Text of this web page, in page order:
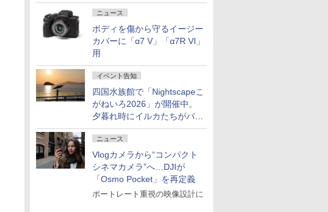
ニュース
ボディを傷から守るイージー
カバーに「α7 V」「α7R VI」
用
イベント告知
四国水族館で「Nightscapeこ
がねいろ2026」が開催中。
夕暮れ時にイルカたちがパフ
ォーマンスを繰り広げる
ニュース
Vlogカメラから“コンパクト
シネマカメラ”へ…DJIが
「Osmo Pocket」を再定義
ポートレート重視の映像設計に